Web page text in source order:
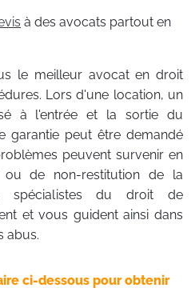
à des avocats partout en
le meilleur avocat en droit
Lors d'une location, un
à l'entrée et la sortie du
garantie peut être demandé
peuvent survenir en
de non-restitution de la
spécialistes du droit de
et vous guident ainsi dans
abus.
ci-dessous pour obtenir